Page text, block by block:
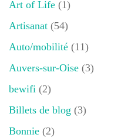
Art of Life (1)
Artisanat (54)
Auto/mobilité (11)
Auvers-sur-Oise (3)
bewifi (2)
Billets de blog (3)
Bonnie (2)